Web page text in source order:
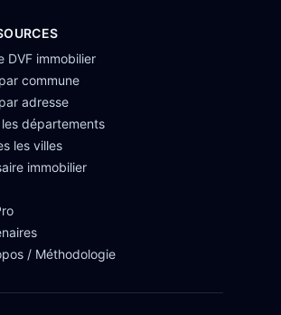
DVF immobilier
commune
adresse
les départements
les villes
immobilier
/ Méthodologie